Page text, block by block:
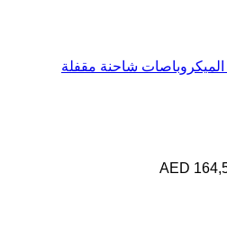
الميكروباصات شاحنة مقفلة
AED